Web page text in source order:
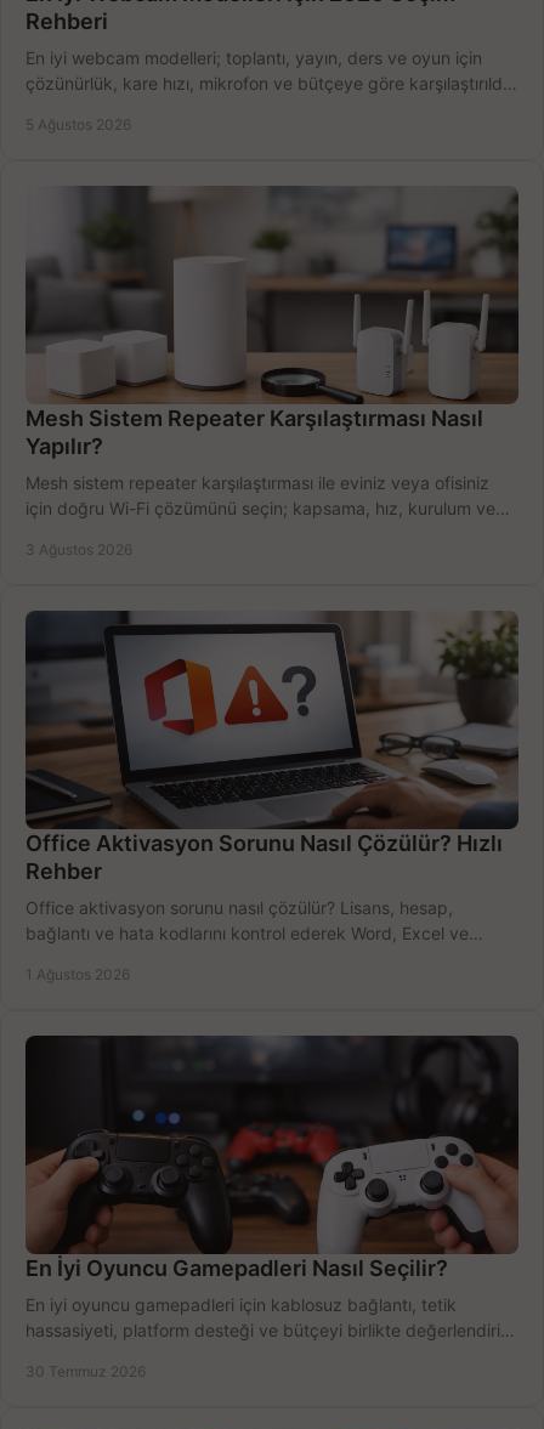
Rehberi
En iyi webcam modelleri; toplantı, yayın, ders ve oyun için
çözünürlük, kare hızı, mikrofon ve bütçeye göre karşılaştırıldı.
5 Ağustos 2026
Mesh Sistem Repeater Karşılaştırması Nasıl
Yapılır?
Mesh sistem repeater karşılaştırması ile eviniz veya ofisiniz
için doğru Wi-Fi çözümünü seçin; kapsama, hız, kurulum ve
3 Ağustos 2026
Office Aktivasyon Sorunu Nasıl Çözülür? Hızlı
Rehber
Office aktivasyon sorunu nasıl çözülür? Lisans, hesap,
bağlantı ve hata kodlarını kontrol ederek Word, Excel ve
1 Ağustos 2026
En İyi Oyuncu Gamepadleri Nasıl Seçilir?
En iyi oyuncu gamepadleri için kablosuz bağlantı, tetik
hassasiyeti, platform desteği ve bütçeyi birlikte değerlendirin;
30 Temmuz 2026